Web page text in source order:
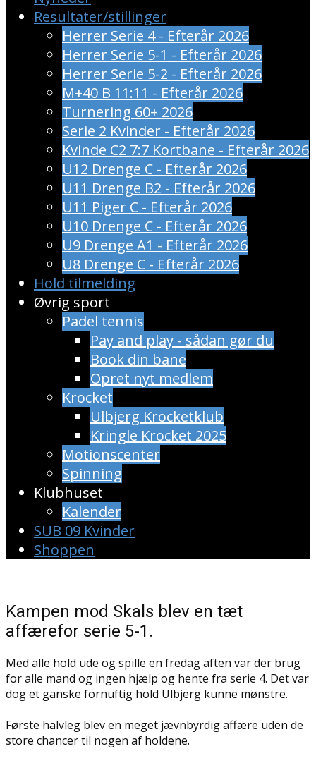
Resultater/stillinger
Herrer Serie 4 - Efterår 2026
Herrer Serie 5-1 - Efterår 2026
Herrer Serie 5-2 - Efterår 2026
M+40 B 11:11 - Efterår 2026
Turnering 60+ 2026
Serie 2 Kvinder - Efterår 2026
Kvinde C2 7:7 Kortbane - Efterår 2026
U12 Drenge C - Efterår 2026
U11 Drenge B2 - Efterår 2026
U11 Piger C - Efterår 2026
U10 Drenge C - Efterår 2026
U9 Drenge A1 - Efterår 2026
U8 Drenge C - Efterår 2026
Hold tilmelding
Øvrig sport
Padel tennis
Pay and play - sådan gør du
Book din bane
Opret nyt medlem
Krocket
Ulbjerg Krocketklub
Kringle Krocket 2025
Motionscenter
Spinning
Klubhuset
Kalender
SUB 09 Kvinder
Shoppen
Kampen mod Skals blev en tæt
affærefor serie 5-1.
Med alle hold ude og spille en fredag aften var der brug
for alle mand og ingen hjælp og hente fra serie 4. Det var
dog et ganske fornuftig hold Ulbjerg kunne mønstre.
Første halvleg blev en meget jævnbyrdig affære uden de
store chancer til nogen af holdene.